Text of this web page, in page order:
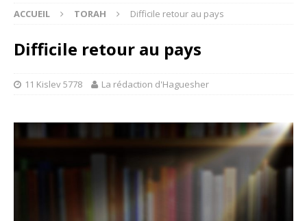
ACCUEIL TORAH Difficile retour au pays
Difficile retour au pays
11 Kislev 5778 La rédaction d'Haguesher